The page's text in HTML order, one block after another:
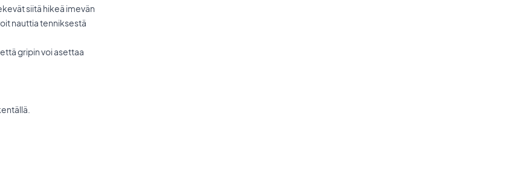
siitä hikeä imevän
nauttia tenniksestä
että gripin voi asettaa